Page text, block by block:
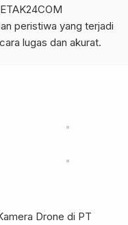
peristiwa yang terjadi
lugas dan akurat.
Drone di PT